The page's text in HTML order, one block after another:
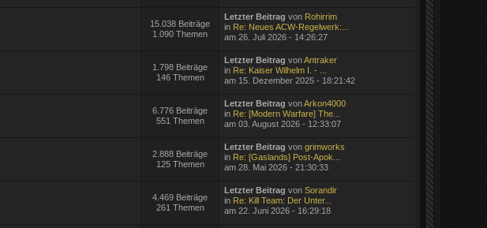
15.038 Beiträge
1.090 Themen
Letzter Beitrag von Rohirrim
in Re: Neues ACW-Regelwerk:...
am 26. Juli 2026 - 14:26:27
1.798 Beiträge
146 Themen
Letzter Beitrag vonAntraker
in Re: Kaiser Wilhelm I. - ...
am 15. Dezember 2025 - 18:21:42
6.776 Beiträge
551 Themen
Letzter Beitrag vonArkon4000
in Re: [Modern Warfare] The...
am 03. August 2026 - 12:33:07
2.888 Beiträge
125 Themen
Letzter Beitrag von grimworks
in Re: [Gaslands] Post-Apok...
am 28. Mai 2026 - 21:30:33
4.469 Beiträge
261 Themen
Letzter Beitrag von Sorandir
in Re: Kill Team: Der Unter...
am 22. Juni 2026 - 16:29:18